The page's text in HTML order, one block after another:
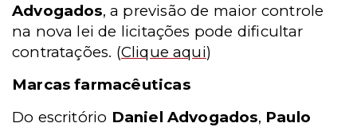
Advogados, a previsão de maior controle
na nova lei de licitações pode dificultar
contratações. (Clique aqui)
Marcas farmacêuticas
Do escritório Daniel Advogados, Paulo